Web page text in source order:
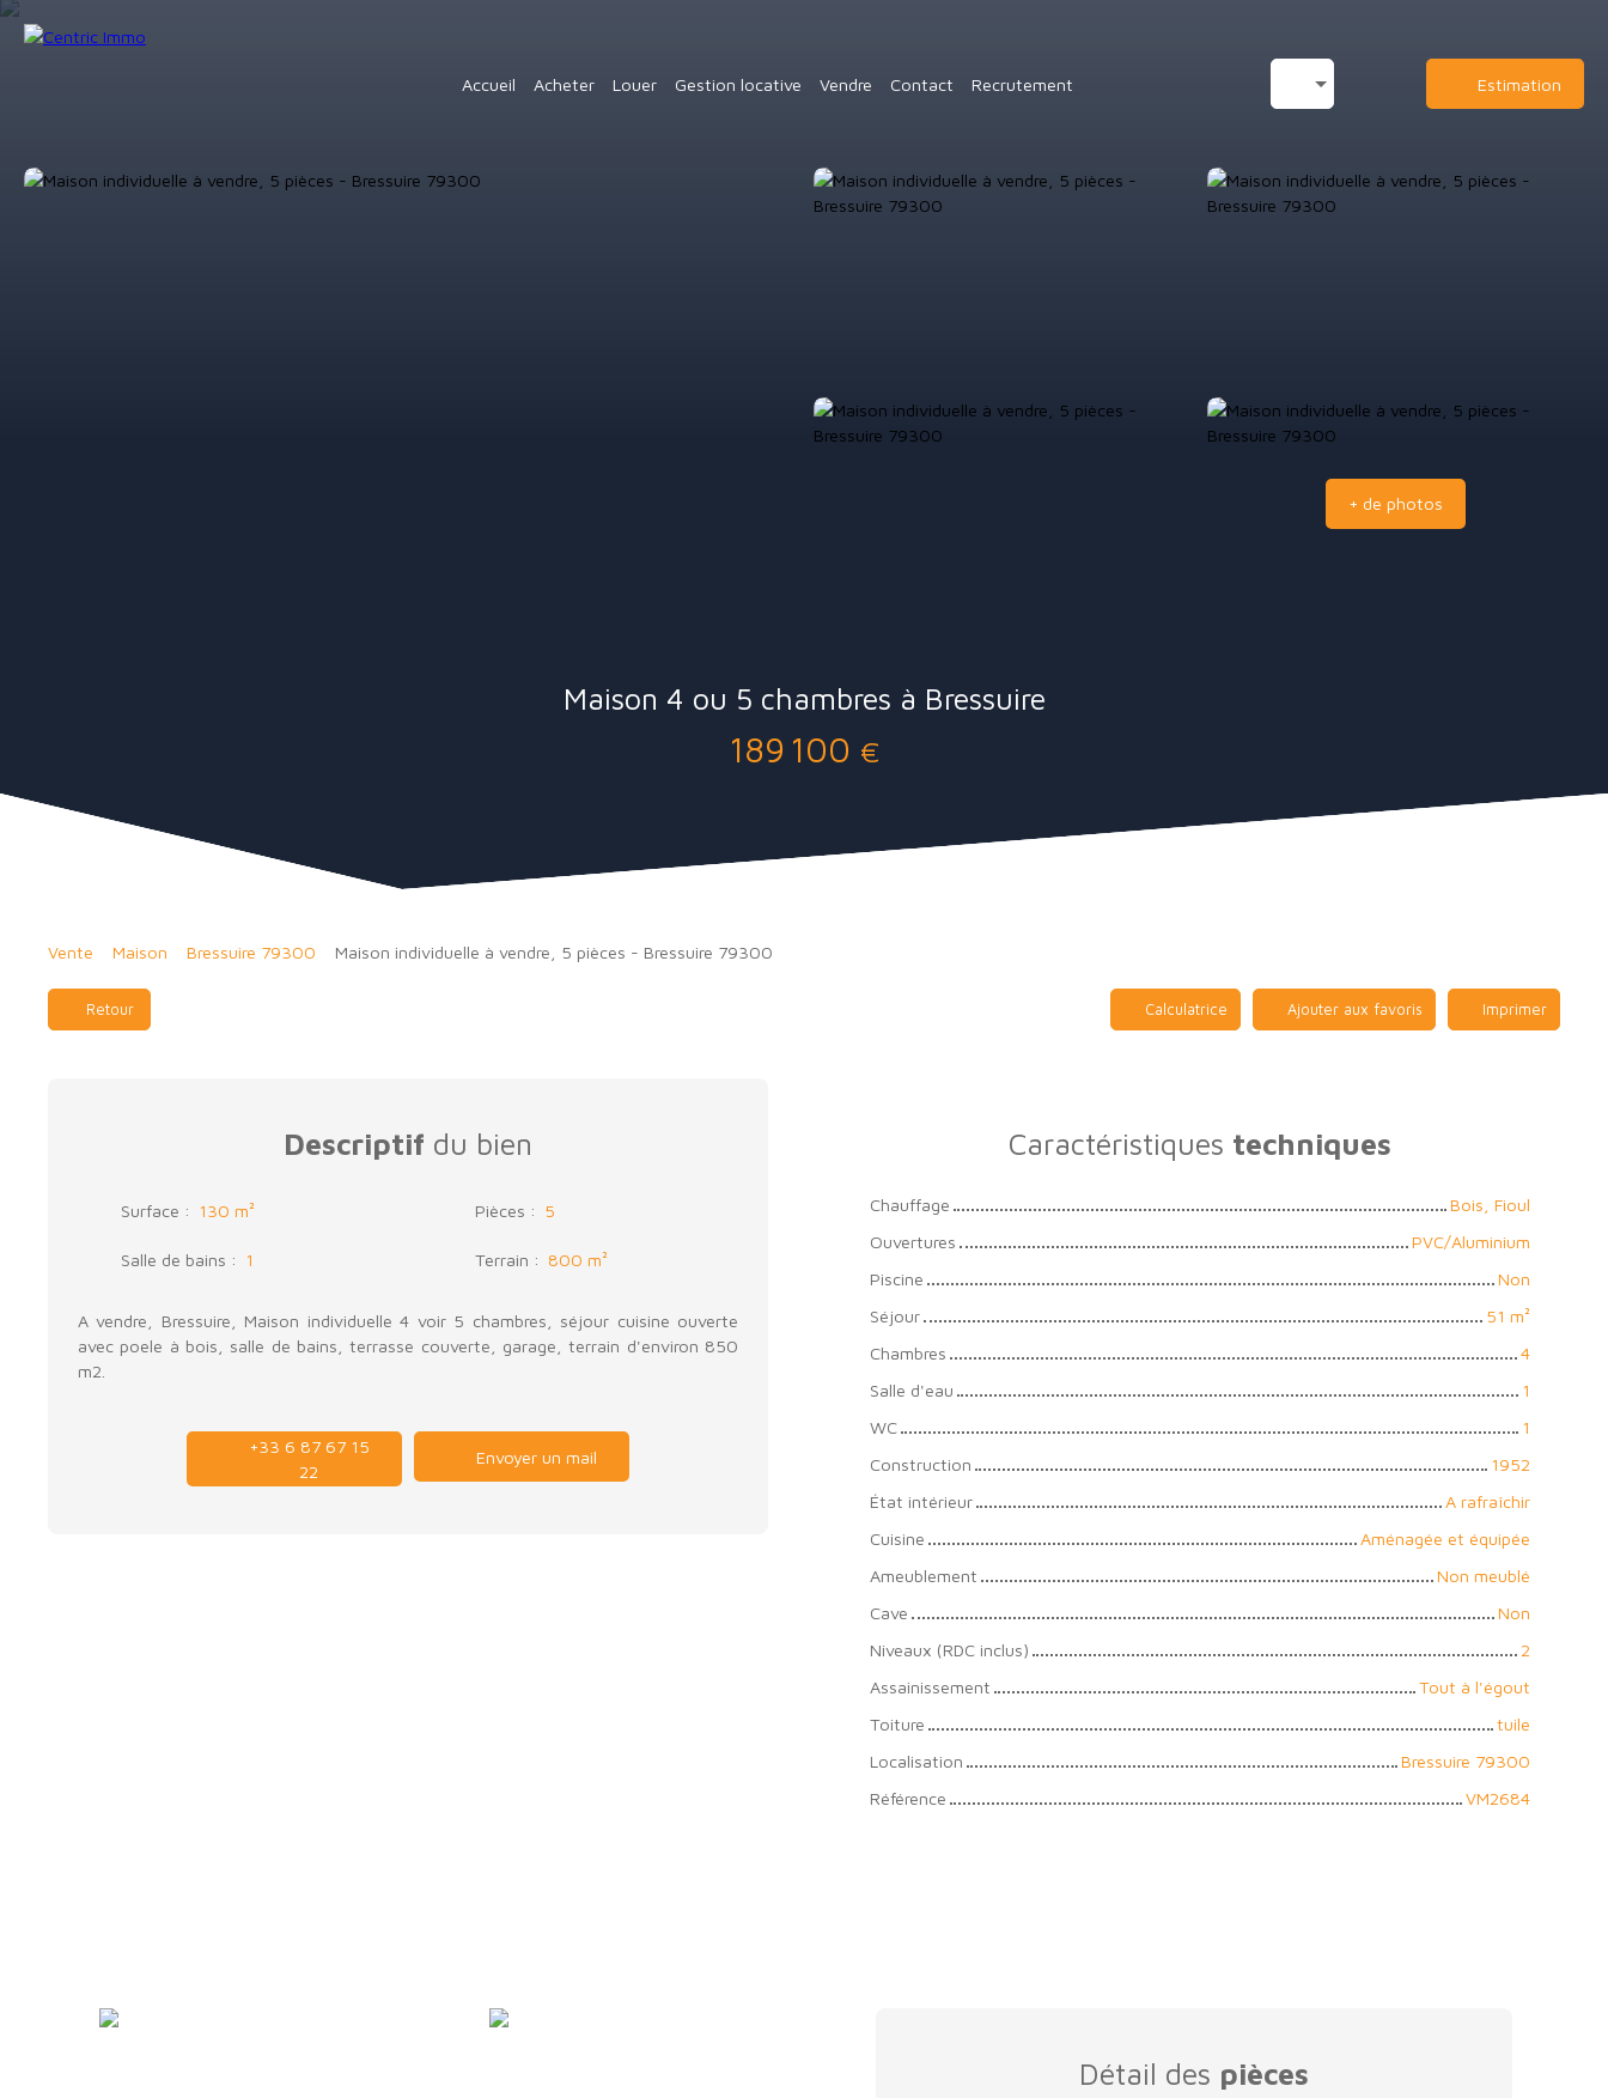
Accueil Acheter Louer Gestion locative Vendre Contact Recrutement Estimation
+ de photos
Maison 4 ou 5 chambres à Bressuire
189 100 €
Vente Maison Bressuire 79300 Maison individuelle à vendre, 5 pièces - Bressuire 79300
Retour Calculatrice Ajouter aux favoris Imprimer
Descriptif du bien
Surface : 130 m² Pièces : 5
Salle de bains : 1 Terrain : 800 m²
A vendre, Bressuire, Maison individuelle 4 voir 5 chambres, séjour cuisine ouverte
avec poele à bois, salle de bains, terrasse couverte, garage, terrain d'environ 850
m2.
+33 6 87 67 15
22
Envoyer un mail
Caractéristiques techniques
Chauffage
Bois, Fioul
Ouvertures
PVC/Aluminium
Piscine
Non
Séjour
51 m²
Chambres
4
Salle d'eau
1
WC
1
Construction
1952
État intérieur
A rafraîchir
Cuisine
Aménagée et équipée
Ameublement
Non meublé
Cave
Non
Niveaux (RDC inclus)
2
Assainissement
Tout à l'égout
Toiture
tuile
Localisation
Bressuire 79300
Référence
VM2684
Détail des pièces